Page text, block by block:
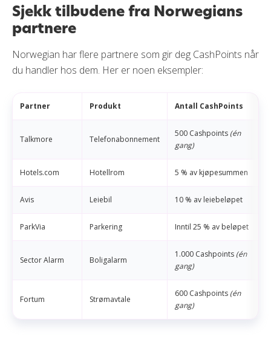
Sjekk tilbudene fra Norwegians
partnere
Norwegian har flere partnere som gir deg CashPoints når
du handler hos dem. Her er noen eksempler:
Partner Produkt Antall CashPoints
Talkmore Telefonabonnement
500 Cashpoints (én
gang)
Hotels.com Hotellrom 5 % av kjøpesummen
Avis Leiebil 10 % av leiebeløpet
ParkVia Parkering Inntil 25 % av beløpet
Sector Alarm Boligalarm
1.000 Cashpoints (én
gang)
Fortum Strømavtale
600 Cashpoints (én
gang)